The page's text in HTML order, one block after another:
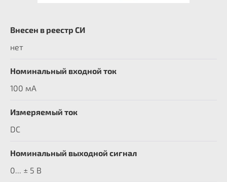
Внесен в реестр СИ
нет
Номинальный входной ток
100 мА
Измеряемый ток
DC
Номинальный выходной сигнал
0... ± 5 В